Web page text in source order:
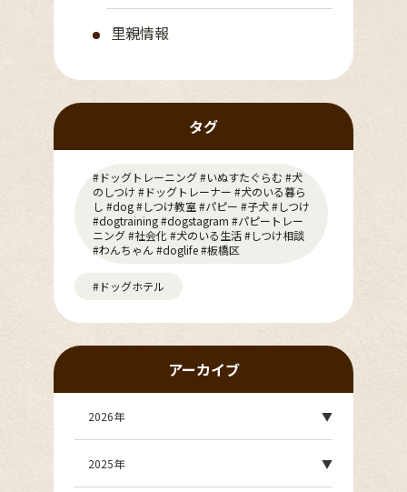
里親情報
タグ
#ドッグトレーニング #いぬすたぐらむ #犬
のしつけ #ドッグトレーナー #犬のいる暮ら
し #dog #しつけ教室 #パピー #子犬 #しつけ
#dogtraining #dogstagram #パピートレー
ニング #社会化 #犬のいる生活 #しつけ相談
#わんちゃん #doglife #板橋区
#ドッグホテル
アーカイブ
2026年
2025年